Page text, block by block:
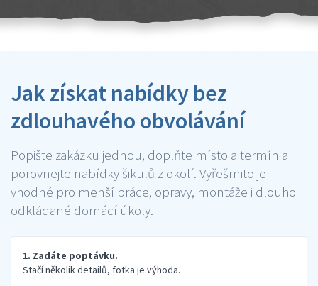
Jak získat nabídky bez
zdlouhavého obvolávání
Popište zakázku jednou, doplňte místo a termín a
porovnejte nabídky šikulů z okolí. Vyřešmito je
vhodné pro menší práce, opravy, montáže i dlouho
odkládané domácí úkoly.
1. Zadáte poptávku.
Stačí několik detailů, fotka je výhoda.